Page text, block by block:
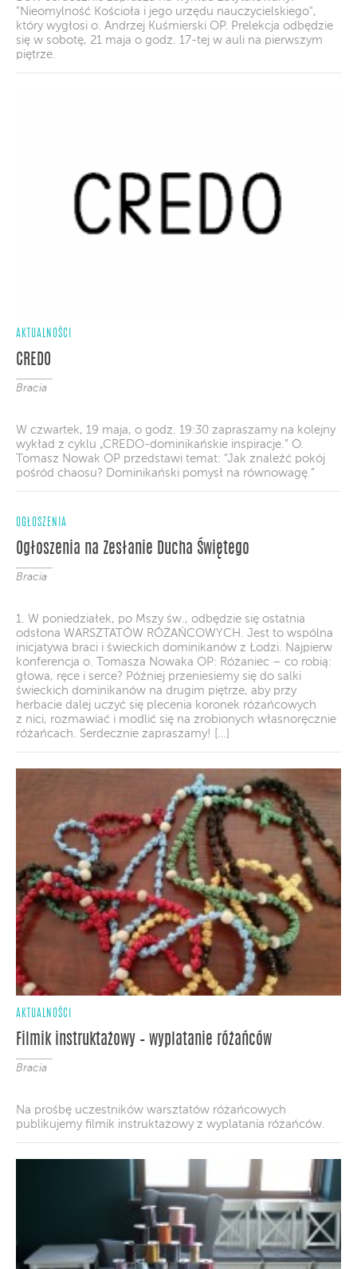
"Nieomylność Kościoła i jego urzędu nauczycielskiego",
który wygłosi o. Andrzej Kuśmierski OP. Prelekcja odbędzie
się w sobotę, 21 maja o godz. 17-tej w auli na pierwszym
piętrze.
AKTUALNOŚCI
CREDO
Bracia
W czwartek, 19 maja, o godz. 19:30 zapraszamy na kolejny
wykład z cyklu „CREDO-dominikańskie inspiracje.” O.
Tomasz Nowak OP przedstawi temat: "Jak znaleźć pokój
pośród chaosu? Dominikański pomysł na równowagę.”
OGŁOSZENIA
Ogłoszenia na Zesłanie Ducha Świętego
Bracia
1. W poniedziałek, po Mszy św., odbędzie się ostatnia
odsłona WARSZTATÓW RÓŻAŃCOWYCH. Jest to wspólna
inicjatywa braci i świeckich dominikanów z Łodzi. Najpierw
konferencja o. Tomasza Nowaka OP: Różaniec – co robią:
głowa, ręce i serce? Później przeniesiemy się do salki
świeckich dominikanów na drugim piętrze, aby przy
herbacie dalej uczyć się plecenia koronek różańcowych
z nici, rozmawiać i modlić się na zrobionych własnoręcznie
różańcach. Serdecznie zapraszamy! […]
AKTUALNOŚCI
Filmik instruktażowy – wyplatanie różańców
Bracia
Na prośbę uczestników warsztatów różańcowych
publikujemy filmik instruktażowy z wyplatania różańców.